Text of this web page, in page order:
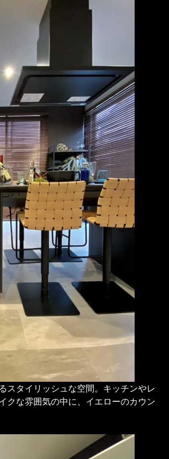
スタイリッシュな空間。キッチンやレ
クな雰囲気の中に、イエローのカウン